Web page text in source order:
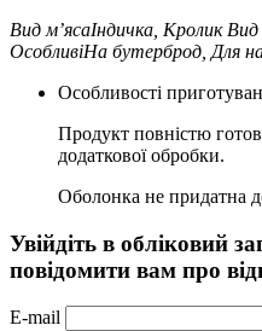
Вид м’ясаІндичка, Кролик Вид
ОсобливіНа бутерброд, Для
Особливості
Продукт повністю
додаткової обробки.
Оболонка не придатна
Увійдіть в обліковий
повідомити вам про
E-mail